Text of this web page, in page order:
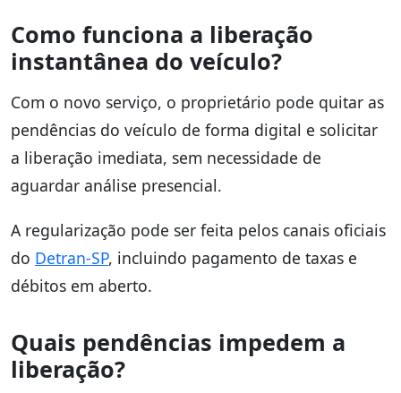
Como funciona a liberação
instantânea do veículo?
Com o novo serviço, o proprietário pode quitar as
pendências do veículo de forma digital e solicitar
a liberação imediata, sem necessidade de
aguardar análise presencial.
A regularização pode ser feita pelos canais oficiais
do Detran-SP, incluindo pagamento de taxas e
débitos em aberto.
Quais pendências impedem a
liberação?